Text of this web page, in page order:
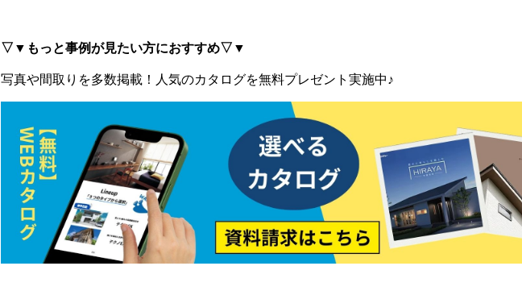
▽▼もっと事例が見たい方におすすめ▽▼
写真や間取りを多数掲載！ 人気のカタログを無料プレゼント実施中♪